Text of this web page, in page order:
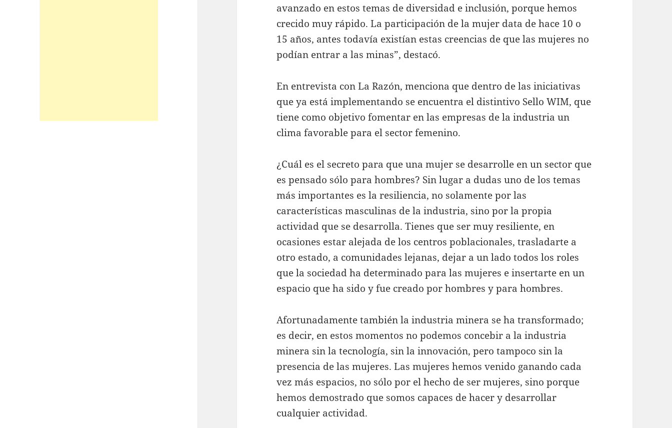
avanzado en estos temas de diversidad e inclusión, porque hemos
crecido muy rápido. La participación de la mujer data de hace 10 o
15 años, antes todavía existían estas creencias de que las mujeres no
podían entrar a las minas”, destacó.
En entrevista con La Razón, menciona que dentro de las iniciativas
que ya está implementando se encuentra el distintivo Sello WIM, que
tiene como objetivo fomentar en las empresas de la industria un
clima favorable para el sector femenino.
¿Cuál es el secreto para que una mujer se desarrolle en un sector que
es pensado sólo para hombres? Sin lugar a dudas uno de los temas
más importantes es la resiliencia, no solamente por las
características masculinas de la industria, sino por la propia
actividad que se desarrolla. Tienes que ser muy resiliente, en
ocasiones estar alejada de los centros poblacionales, trasladarte a
otro estado, a comunidades lejanas, dejar a un lado todos los roles
que la sociedad ha determinado para las mujeres e insertarte en un
espacio que ha sido y fue creado por hombres y para hombres.
Afortunadamente también la industria minera se ha transformado;
es decir, en estos momentos no podemos concebir a la industria
minera sin la tecnología, sin la innovación, pero tampoco sin la
presencia de las mujeres. Las mujeres hemos venido ganando cada
vez más espacios, no sólo por el hecho de ser mujeres, sino porque
hemos demostrado que somos capaces de hacer y desarrollar
cualquier actividad.